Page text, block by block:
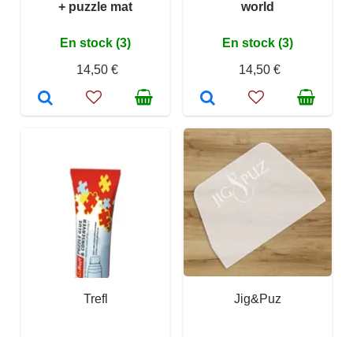
+ puzzle mat
En stock (3)
14,50 €
world
En stock (3)
14,50 €
Trefl Jig&Puz